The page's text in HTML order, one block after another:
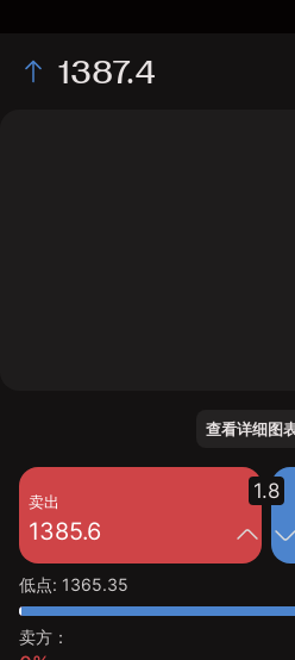
1387.4
查看详细图
卖出
1385.6
1.8
低点: 1365.35
卖方：